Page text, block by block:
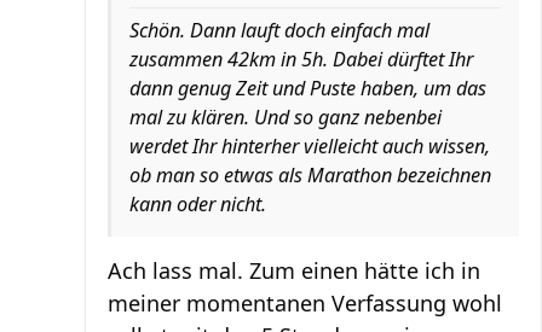
Schön. Dann lauft doch einfach mal
zusammen 42km in 5h. Dabei dürftet Ihr
dann genug Zeit und Puste haben, um das
mal zu klären. Und so ganz nebenbei
werdet Ihr hinterher vielleicht auch wissen,
ob man so etwas als Marathon bezeichnen
kann oder nicht.
Ach lass mal. Zum einen hätte ich in
meiner momentanen Verfassung wohl